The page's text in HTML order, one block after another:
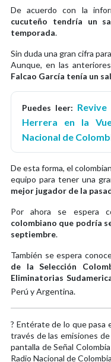
De acuerdo con la
cucuteño tendría un
temporada.
Sin duda una gran cifra
Aunque, en las
Falcao García tenía un
Puedes leer:
Herrera en la
Nacional de
De esta forma, el
equipo para tener una
mejor jugador de la
Por ahora se espera
colombiano que podría
septiembre.
También se espera
de la Selección
Eliminatorias
Perú y Argentina.
? Entérate de lo que pasa
través de las emisiones
pantalla de Señal
Radio Nacional de